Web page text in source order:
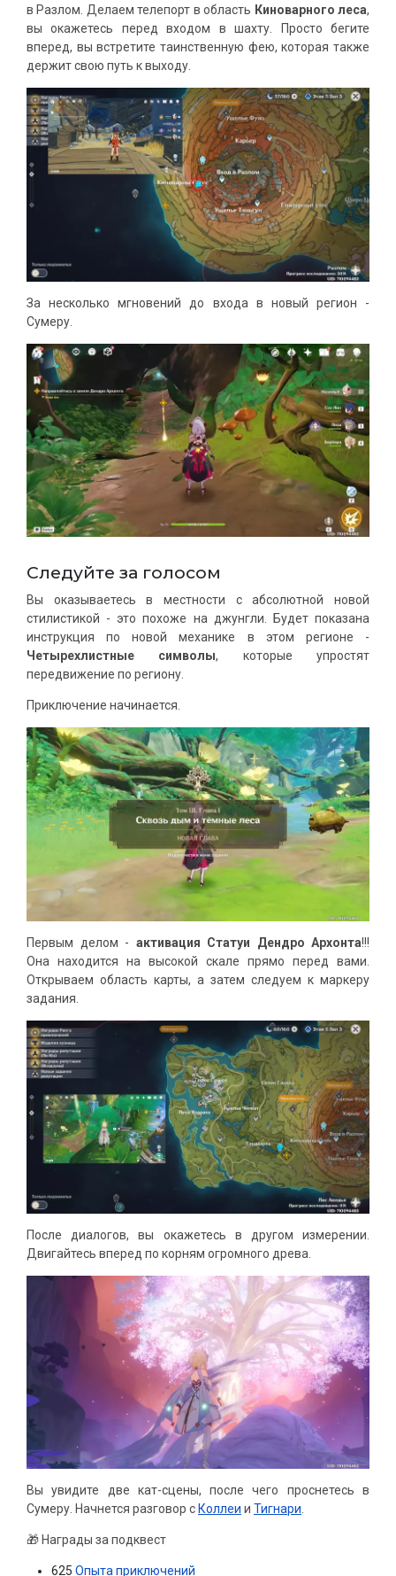
в Разлом. Делаем телепорт в область Киноварного леса,
вы окажетесь перед входом в шахту. Просто бегите
вперед, вы встретите таинственную фею, которая также
держит свою путь к выходу.
За несколько мгновений до входа в новый регион -
Сумеру.
Следуйте за голосом
Вы оказываетесь в местности с абсолютной новой
стилистикой - это похоже на джунгли. Будет показана
инструкция по новой механике в этом регионе -
Четырехлистные символы, которые упростят
передвижение по региону.
Приключение начинается.
Первым делом - активация Статуи Дендро Архонта!!!
Она находится на высокой скале прямо перед вами.
Открываем область карты, а затем следуем к маркеру
задания.
После диалогов, вы окажетесь в другом измерении.
Двигайтесь вперед по корням огромного древа.
Вы увидите две кат-сцены, после чего проснетесь в
Сумеру. Начнется разговор с Коллеи и Тигнари
🎁 Награды за подквест
625 Опыта приключений